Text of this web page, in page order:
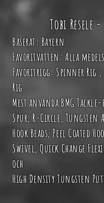
Tobi Resele
Baserat: Bayern
Favoritvatten: Alla
Favoritrigg:Spinner Rig,
Rig
Mest använda BMG
Spur, R-Circle, Tungsten
Hook Beads, Peel Coated
Swivel, Quick Change
och
High Density Tungsten